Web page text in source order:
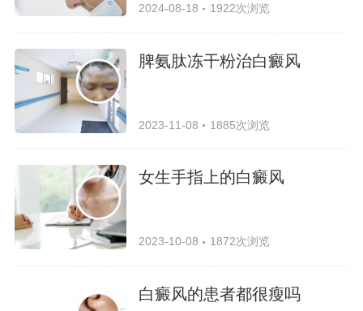
2024-08-18 1922次浏览
脾氨肽冻干粉治白癜风
2023-11-08 1885次浏览
女生手指上的白癜风
2023-10-08 1872次浏览
白癜风的患者都很瘦吗